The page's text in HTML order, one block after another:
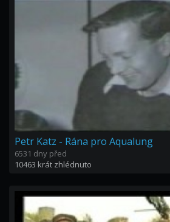
Petr Katz - Rána pro Aqualung
6531 dny před
10463 krát zhlédnuto